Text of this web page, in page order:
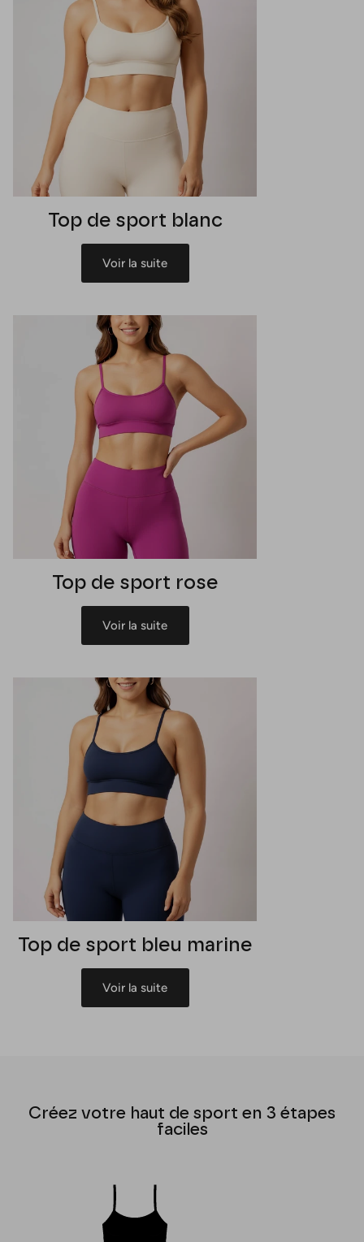
Top de sport blanc
Voir la suite
Top de sport rose
Voir la suite
Top de sport bleu marine
Voir la suite
Créez votre haut de sport en 3 étapes
faciles